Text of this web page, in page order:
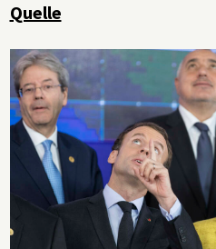
Quelle